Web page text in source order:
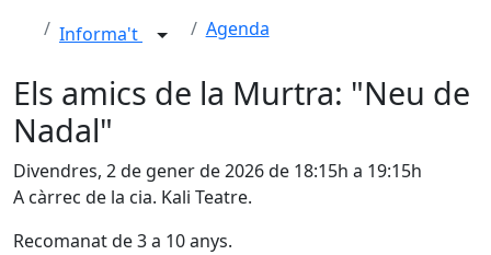
Informa't Agenda
Els amics de la Murtra: "Neu de
Nadal"
Divendres, 2 de gener de 2026 de 18:15h a 19:15h
A càrrec de la cia. Kali Teatre.
Recomanat de 3 a 10 anys.